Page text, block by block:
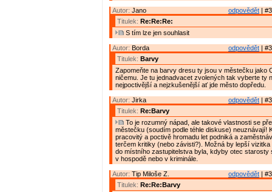
odpovědět |
Autor: Jano
Titulek: Re:Re:Re:
S tím lze jen souhlasit
odpovědět |
Autor: Borda
Titulek: Barvy
Zapomeňte na barvy dresu ty jsou v městečku jako
ničemu. Je tu jednadvacet zvolených tak vyberte ty
nejpoctivější a nejzkušenější ať jde město dopředu.
odpovědět |
Autor: Jirka
Titulek: Re:Barvy
To je rozumný nápad, ale takové vlastnosti se
městečku (soudím podle téhle diskuse) neuznávají!
pracovitý a poctivě hromadu let podniká a
terčem kritiky (nebo závisti?). Možná by lepší vizitka
do místního zastupitelstva byla, kdyby otec starosty
v hospodě nebo v kriminále.
odpovědět |
Autor: Tip Miloše Z.
Titulek: Re:Re:Barvy